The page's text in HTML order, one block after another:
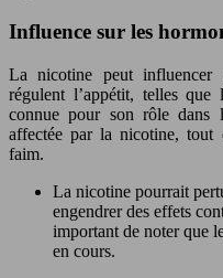
Influence sur les
La nicotine peut influencer
régulent l’appétit, telles
connue pour son rôle dans
affectée par la nicotine, tout
faim.
La nicotine pourrait
engendrer des effets
important de noter que
en cours.